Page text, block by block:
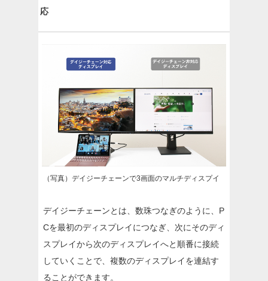
応
（写真）デイジーチェーンで3画面のマルチディスプイ
デイジーチェーンとは、数珠つなぎのように、P
Cを最初のディスプレイにつなぎ、次にそのディ
スプレイから次のディスプレイへと順番に接続
していくことで、複数のディスプレイを連結す
ることができます。